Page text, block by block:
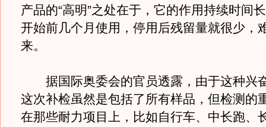
产品的“高明”之处在于，它的作用持续时间
开始前几个月使用，停用后残留量就很少，
来。
据国际奥委会的官员透露，由于这种兴
这次补检虽然是包括了所有样品，但检测的
在那些耐力项目上，比如自行车、中长跑、